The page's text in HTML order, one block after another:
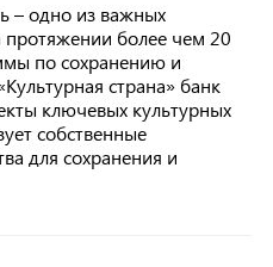
– одно из важных
более чем 20
по сохранению и
страна» банк
ключевых культурных
собственные
для сохранения и